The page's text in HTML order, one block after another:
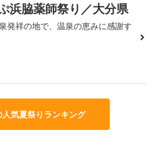
浜脇薬師祭り／大分県
発祥の地で、温泉の恵みに感謝す
気夏祭りランキング